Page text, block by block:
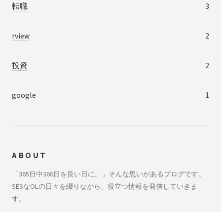
転職 3
rview 2
投資 2
google 1
ABOUT
「365日中360日を良い日に。」そんな思いがあるブログです。
SESなOLの日々を綴りながら、役立つ情報を発信していきま
す。